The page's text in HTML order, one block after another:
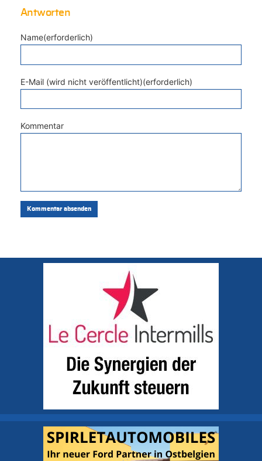
Antworten
Name(erforderlich)
E-Mail (wird nicht veröffentlicht)(erforderlich)
Kommentar